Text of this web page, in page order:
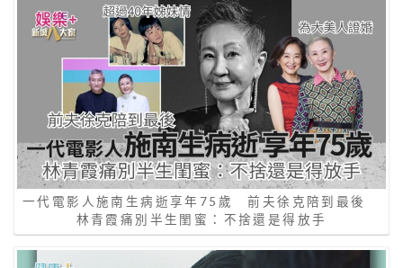
一代電影人施南生病逝享年75歲 前夫徐克陪到最後
林青霞痛別半生閨蜜：不捨還是得放手